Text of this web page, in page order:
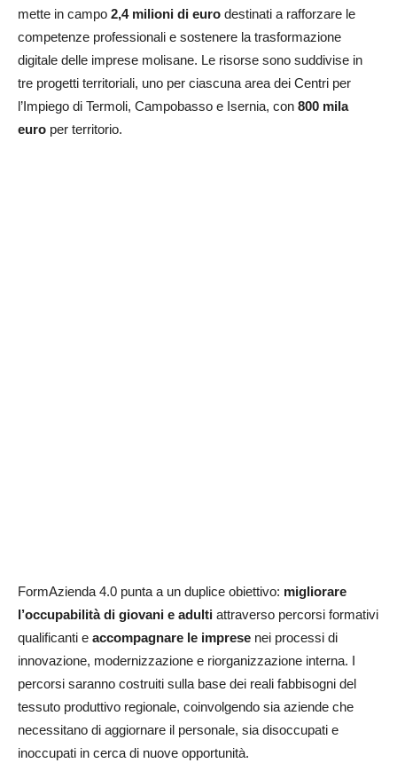
mette in campo 2,4 milioni di euro destinati a rafforzare le
competenze professionali e sostenere la trasformazione
digitale delle imprese molisane. Le risorse sono suddivise in
tre progetti territoriali, uno per ciascuna area dei Centri per
l’Impiego di Termoli, Campobasso e Isernia, con 800 mila
euro per territorio.
FormAzienda 4.0 punta a un duplice obiettivo: migliorare
l’occupabilità di giovani e adulti attraverso percorsi formativi
qualificanti e accompagnare le imprese nei processi di
innovazione, modernizzazione e riorganizzazione interna. I
percorsi saranno costruiti sulla base dei reali fabbisogni del
tessuto produttivo regionale, coinvolgendo sia aziende che
necessitano di aggiornare il personale, sia disoccupati e
inoccupati in cerca di nuove opportunità.